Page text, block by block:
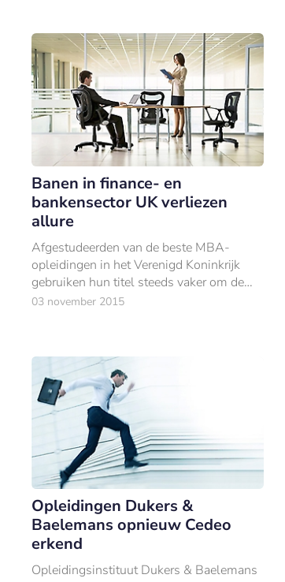
Banen in finance- en
bankensector UK verliezen
allure
Afgestudeerden van de beste MBA-
opleidingen in het Verenigd Koninkrijk
gebruiken hun titel steeds vaker om de
financiële sector te verlaten.
03 november 2015
Opleidingen Dukers &
Baelemans opnieuw Cedeo
erkend
Opleidingsinstituut Dukers & Baelemans